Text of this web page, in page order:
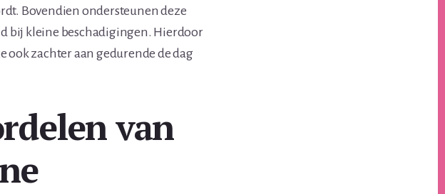
Bovendien ondersteunen deze
bij kleine beschadigingen. Hierdoor
ook zachter aan gedurende de dag
van